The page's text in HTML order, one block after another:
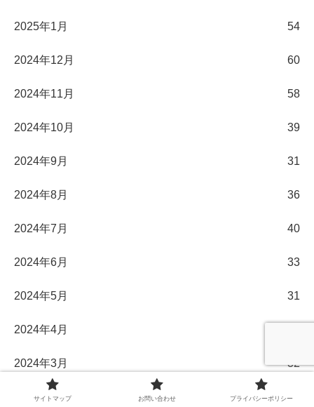
2025年1月 54
2024年12月 60
2024年11月 58
2024年10月 39
2024年9月 31
2024年8月 36
2024年7月 40
2024年6月 33
2024年5月 31
2024年4月
2024年3月 32
2024年2月 29
サイトマップ お問い合わせ プライバシーポリシー